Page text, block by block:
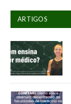
ARTIGOS